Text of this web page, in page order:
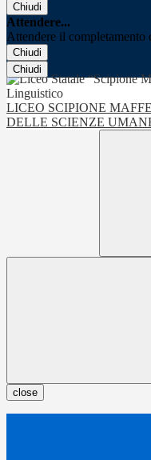
Chiudi
Attendere...
Attendere il completamento
Chiudi
Chiudi
LICEO SCIPIONE
DELLE SCIENZE
close